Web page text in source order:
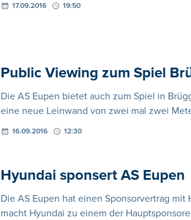
17.09.2016 19:50
Public Viewing zum Spiel
Die AS Eupen bietet auch zum Spiel in
eine neue Leinwand von zwei mal zwei
16.09.2016 12:30
Hyundai sponsert AS Eupen
Die AS Eupen hat einen Sponsorvertrag
macht Hyundai zu einem der